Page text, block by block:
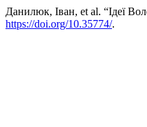
Данилюк, Іван, et al. “Ідеї
https://doi.org/10.35774/.